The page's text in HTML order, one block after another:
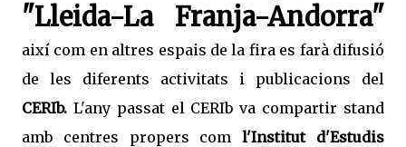
"Lleida-La Franja-Andorra"
així com en altres espais de la fira es farà difusió
de les diferents activitats i publicacions del
CERIb. L'any passat el CERIb va compartir stand
amb centres propers coml'Institut d'Estudis